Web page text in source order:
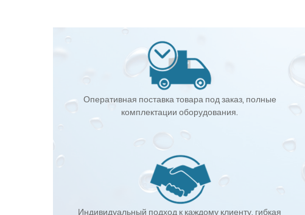
Оперативная поставка товара под заказ, полные
комплектации оборудования.
Индивидуальный подход к каждому клиенту, гибкая